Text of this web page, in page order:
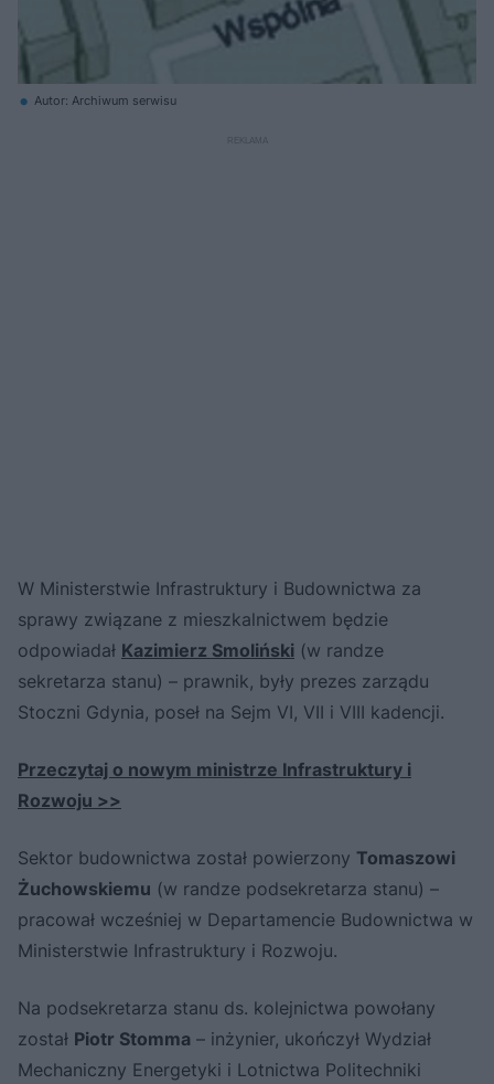
Autor: Archiwum serwisu
W Ministerstwie Infrastruktury i Budownictwa za
sprawy związane z mieszkalnictwem będzie
odpowiadał Kazimierz Smoliński (w randze
sekretarza stanu) – prawnik, były prezes zarządu
Stoczni Gdynia, poseł na Sejm VI, VII i VIII kadencji.
Przeczytaj o nowym ministrze Infrastruktury i
Rozwoju >>
Sektor budownictwa został powierzony Tomaszowi
Żuchowskiemu (w randze podsekretarza stanu) –
pracował wcześniej w Departamencie Budownictwa w
Ministerstwie Infrastruktury i Rozwoju.
Na podsekretarza stanu ds. kolejnictwa powołany
został Piotr Stomma – inżynier, ukończył Wydział
Mechaniczny Energetyki i Lotnictwa Politechniki